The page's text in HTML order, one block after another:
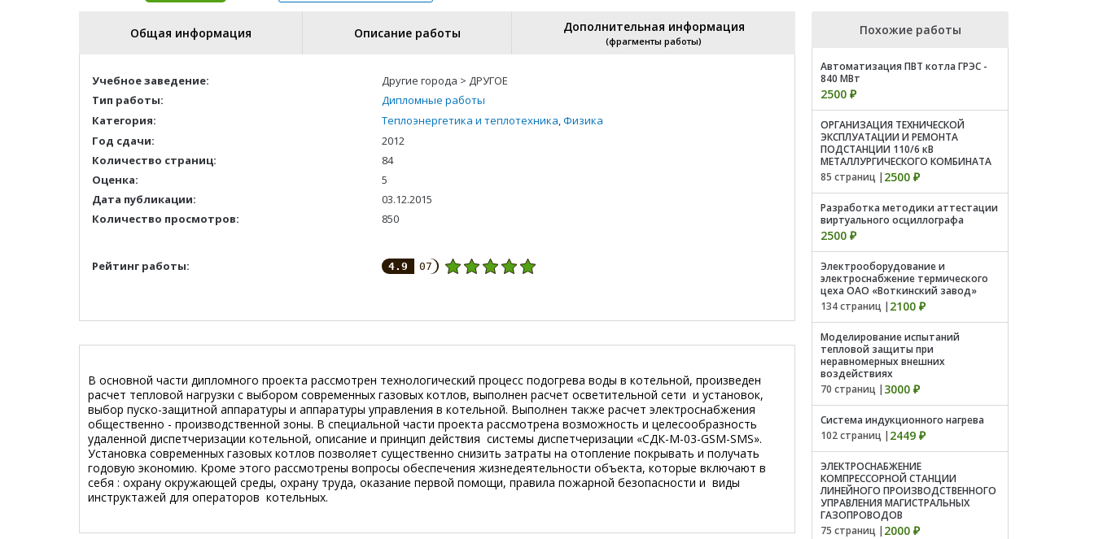
Общая информация Описание работы Дополнительная информация
(фрагменты работы)
Учебное заведение:
Другие города > ДРУГОЕ
Тип работы:
Дипломные работы
Категория:
Теплоэнергетика и теплотехника,Физика
Год сдачи:
2012
Количество страниц:
84
Оценка:
5
Дата публикации:
03.12.2015
Количество просмотров:
850
Рейтинг работы: 4.9 07
В основной части дипломного проекта рассмотрен технологический процесс подогрева воды в котельной, произведен
расчет тепловой нагрузки с выбором современных газовых котлов, выполнен расчет осветительной сети и установок,
выбор пуско-защитной аппаратуры и аппаратуры управления в котельной. Выполнен также расчет электроснабжения
общественно - производственной зоны. В специальной части проекта рассмотрена возможность и целесообразность
удаленной диспетчеризации котельной, описание и принцип действия системы диспетчеризации «СДК-М-03-GSM-SMS».
Установка современных газовых котлов позволяет существенно снизить затраты на отопление покрывать и получать
годовую экономию. Кроме этого рассмотрены вопросы обеспечения жизнедеятельности объекта, которые включают в
себя : охрану окружающей среды, охрану труда, оказание первой помощи, правила пожарной безопасности и виды
инструктажей для операторов котельных.
Похожие работы
Автоматизация ПВТ котла ГРЭС -
840 МВт
2500 ₽
ОРГАНИЗАЦИЯ ТЕХНИЧЕСКОЙ
ЭКСПЛУАТАЦИИ И РЕМОНТА
ПОДСТАНЦИИ 110/6 кВ
МЕТАЛЛУРГИЧЕСКОГО КОМБИНАТА
85 страниц | 2500 ₽
Разработка методики аттестации
виртуального осциллографа
2500 ₽
Электрооборудование и
электроснабжение термического
цеха ОАО «Воткинский завод»
134 страниц | 2100 ₽
Моделирование испытаний
тепловой защиты при
неравномерных внешних
воздействиях
70 страниц | 3000 ₽
Система индукционного нагрева
102 страниц | 2449 ₽
ЭЛЕКТРОСНАБЖЕНИЕ
КОМПРЕССОРНОЙ СТАНЦИИ
ЛИНЕЙНОГО ПРОИЗВОДСТВЕННОГО
УПРАВЛЕНИЯ МАГИСТРАЛЬНЫХ
ГАЗОПРОВОДОВ
75 страниц | 2000 ₽